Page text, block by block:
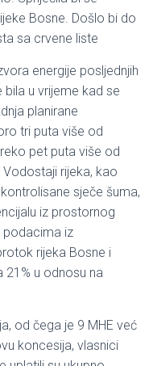
Bosne. Došlo bi do
sa crvene liste
energije posljednjih
u vrijeme kad se
planirane
tri puta više od
pet puta više od
rijeka, kao
sječe šuma,
iz prostornog
podacima iz
rijeka Bosne i
21% u odnosu na
od čega je 9 MHE već
koncesija, vlasnici